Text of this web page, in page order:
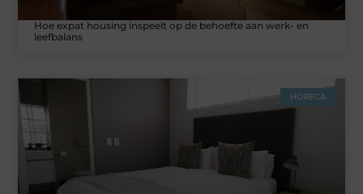
Hoe expat housing inspeelt op de behoefte aan werk- en
leefbalans
HORECA